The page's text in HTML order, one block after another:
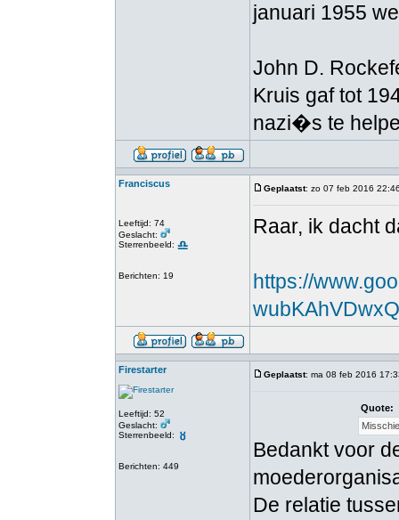
januari 1955
John D.
Kruis gaf tot
nazi�s te
Franciscus
Leeftijd: 74
Geslacht:
Sterrenbeeld:
Berichten: 19
Geplaatst: zo 07 feb 2016
Raar, ik dacht
https://
Firestarter
Leeftijd: 52
Geslacht:
Sterrenbeeld:
Berichten: 449
Geplaatst: ma 08 feb 2016
Quote:
Bedankt voor
De relatie